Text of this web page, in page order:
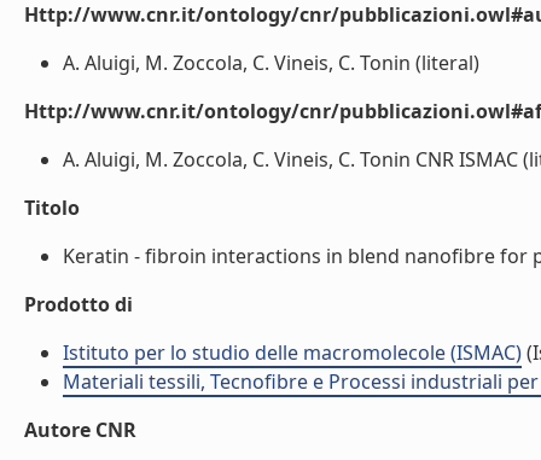
Http://www.cnr.it/ontology/cnr/
A. Aluigi, M. Zoccola, C. Vineis, C. Tonin (literal)
Http://www.cnr.it/ontology/cnr/
A. Aluigi, M. Zoccola, C. Vineis, C. Tonin CNR ISMAC
Titolo
Keratin - fibroin interactions in blend nanofibre for
Prodotto di
Istituto per lo studio delle macromolecole (ISMAC)
Materiali tessili, Tecnofibre e Processi industriali per
Autore CNR